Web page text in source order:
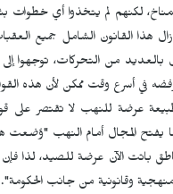
لكنهم لم يتخذوا أي خطوات
هذا القانون الشامل جميع
من التحركات، توجهوا
في أسرع وقت ممكن لأن هذه
عرضة للنهب لا تقتصر على
يفتح المجال أمام النهب "وُضعت
باتت الآن عرضة للصيد،
منهجية وقانونية من جانب الحكومة".